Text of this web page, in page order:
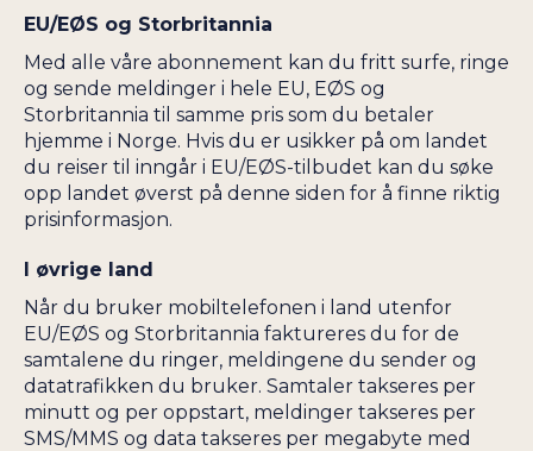
EU/EØS og Storbritannia
Med alle våre abonnement kan du fritt surfe, ringe
og sende meldinger i hele EU, EØS og
Storbritannia til samme pris som du betaler
hjemme i Norge. Hvis du er usikker på om landet
du reiser til inngår i EU/EØS-tilbudet kan du søke
opp landet øverst på denne siden for å finne riktig
prisinformasjon.
I øvrige land
Når du bruker mobiltelefonen i land utenfor
EU/EØS og Storbritannia faktureres du for de
samtalene du ringer, meldingene du sender og
datatrafikken du bruker. Samtaler takseres per
minutt og per oppstart, meldinger takseres per
SMS/MMS og data takseres per megabyte med